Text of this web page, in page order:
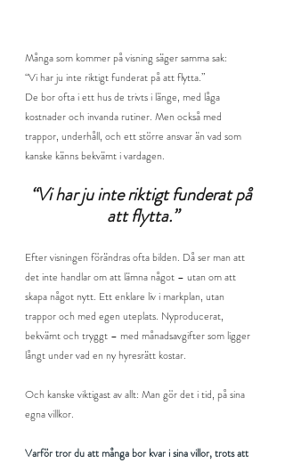
Många som kommer på visning säger samma sak:
“Vi har ju inte riktigt funderat på att flytta.”
De bor ofta i ett hus de trivts i länge, med låga
kostnader och invanda rutiner. Men också med
trappor, underhåll, och ett större ansvar än vad som
kanske känns bekvämt i vardagen.
“Vi har ju inte riktigt funderat på
att flytta.”
Efter visningen förändras ofta bilden. Då ser man att
det inte handlar om att lämna något – utan om att
skapa något nytt. Ett enklare liv i markplan, utan
trappor och med egen uteplats. Nyproducerat,
bekvämt och tryggt – med månadsavgifter som ligger
långt under vad en ny hyresrätt kostar.
Och kanske viktigast av allt: Man gör det i tid, på sina
egna villkor.
Varför tror du att många bor kvar i sina villor, trots att